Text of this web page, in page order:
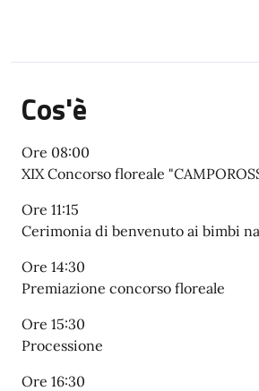
Cos'è
Ore 08:00
XIX Concorso floreale
Ore 11:15
Cerimonia di benvenuto ai bimbi
Ore 14:30
Premiazione concorso floreale
Ore 15:30
Processione
Ore 16:30